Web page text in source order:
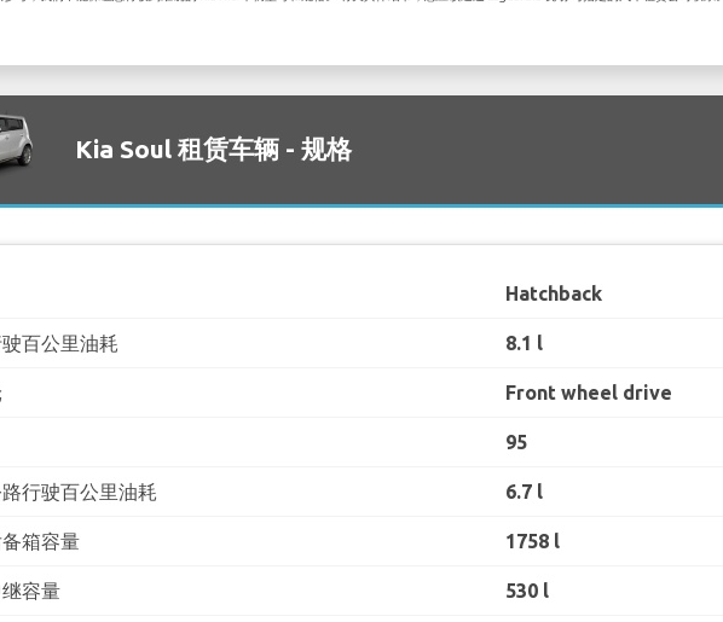
Kia Soul 租赁车辆 - 规格
Hatchback
百公里油耗 8.1 l
Front wheel drive
95
行驶百公里油耗 6.7 l
箱容量 1758 l
容量 530 l